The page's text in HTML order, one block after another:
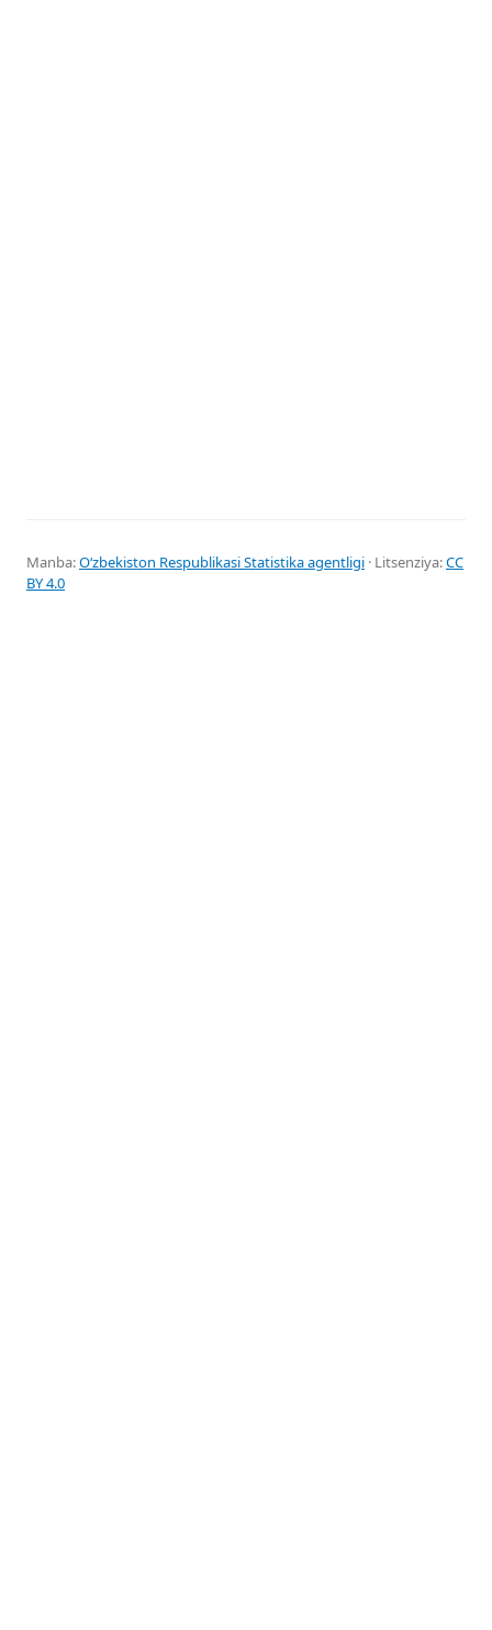
Manba:Oʻzbekiston Respublikasi Statistika agentligi · Litsenziya:CC
BY 4.0